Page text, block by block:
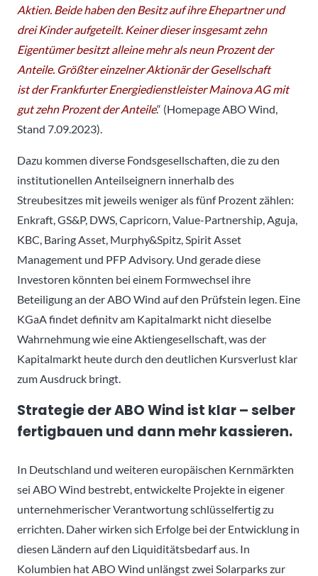
Aktien. Beide haben den Besitz auf ihre Ehepartner und
drei Kinder aufgeteilt. Keiner dieser insgesamt zehn
Eigentümer besitzt alleine mehr als neun Prozent der
Anteile. Größter einzelner Aktionär der Gesellschaft
ist der Frankfurter EnergiedienstleisterMainova AGmit
gut zehn Prozent der Anteile.“ (Homepage ABO Wind,
Stand 7.09.2023).
Dazu kommen diverse Fondsgesellschaften, die zu den
institutionellen Anteilseignern innerhalb des
Streubesitzes mit jeweils weniger als fünf Prozent zählen:
Enkraft, GS&P, DWS, Capricorn, Value-Partnership, Aguja,
KBC, Baring Asset, Murphy&Spitz, Spirit Asset
Management und PFP Advisory. Und gerade diese
Investoren könnten bei einem Formwechsel ihre
Beteiligung an der ABO Wind auf den Prüfstein legen. Eine
KGaA findet definitv am Kapitalmarkt nicht dieselbe
Wahrnehmung wie eine Aktiengesellschaft, was der
Kapitalmarkt heute durch den deutlichen Kursverlust klar
zum Ausdruck bringt.
Strategie der ABO Wind ist klar – selber
fertigbauen und dann mehr kassieren.
In Deutschland und weiteren europäischen Kernmärkten
sei ABO Wind bestrebt, entwickelte Projekte in eigener
unternehmerischer Verantwortung schlüsselfertig zu
errichten. Daher wirken sich Erfolge bei der Entwicklung in
diesen Ländern auf den Liquiditätsbedarf aus. In
Kolumbien hat ABO Wind unlängst zwei Solarparks zur